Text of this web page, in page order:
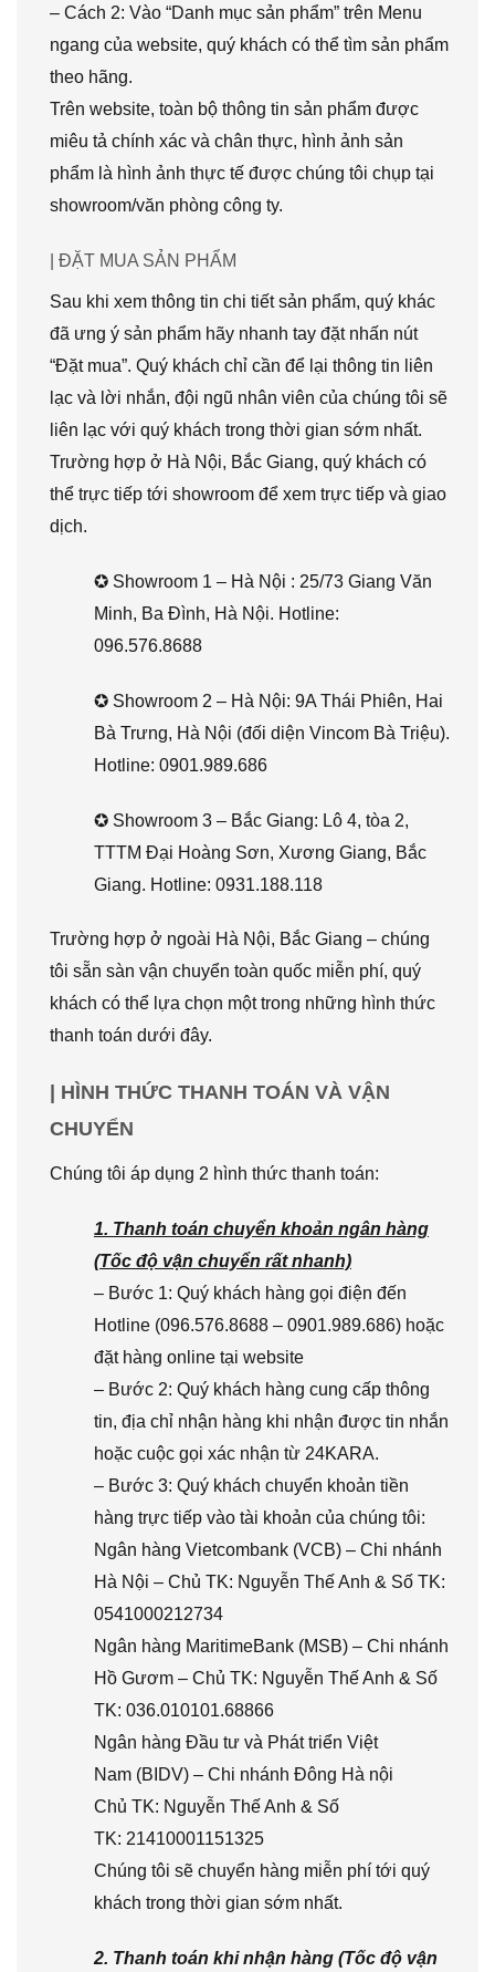
– Cách 2: Vào “Danh mục sản phẩm” trên Menu
ngang của website, quý khách có thể tìm sản phẩm
theo hãng.
Trên website, toàn bộ thông tin sản phẩm được
miêu tả chính xác và chân thực, hình ảnh sản
phẩm là hình ảnh thực tế được chúng tôi chụp tại
showroom/văn phòng công ty.
| ĐẶT MUA SẢN PHẨM
Sau khi xem thông tin chi tiết sản phẩm, quý khác
đã ưng ý sản phẩm hãy nhanh tay đặt nhấn nút
“Đặt mua”. Quý khách chỉ cần để lại thông tin liên
lạc và lời nhắn, đội ngũ nhân viên của chúng tôi sẽ
liên lạc với quý khách trong thời gian sớm nhất.
Trường hợp ở Hà Nội, Bắc Giang, quý khách có
thể trực tiếp tới showroom để xem trực tiếp và giao
dịch.
✪ Showroom 1 – Hà Nội : 25/73 Giang Văn
Minh, Ba Đình, Hà Nội. Hotline:
096.576.8688
✪ Showroom 2 – Hà Nội: 9A Thái Phiên, Hai
Bà Trưng, Hà Nội (đối diện Vincom Bà Triệu).
Hotline: 0901.989.686
✪ Showroom 3 – Bắc Giang: Lô 4, tòa 2,
TTTM Đại Hoàng Sơn, Xương Giang, Bắc
Giang. Hotline: 0931.188.118
Trường hợp ở ngoài Hà Nội, Bắc Giang – chúng
tôi sẵn sàn vận chuyển toàn quốc miễn phí, quý
khách có thể lựa chọn một trong những hình thức
thanh toán dưới đây.
| HÌNH THỨC THANH TOÁN VÀ VẬN
CHUYỂN
Chúng tôi áp dụng 2 hình thức thanh toán:
1. Thanh toán chuyển khoản ngân hàng
(Tốc độ vận chuyển rất nhanh)
– Bước 1: Quý khách hàng gọi điện đến
Hotline (096.576.8688 – 0901.989.686) hoặc
đặt hàng online tại website
– Bước 2: Quý khách hàng cung cấp thông
tin, địa chỉ nhận hàng khi nhận được tin nhắn
hoặc cuộc gọi xác nhận từ 24KARA.
– Bước 3: Quý khách chuyển khoản tiền
hàng trực tiếp vào tài khoản của chúng tôi:
Ngân hàng Vietcombank (VCB) – Chi nhánh
Hà Nội – Chủ TK: Nguyễn Thế Anh & Số TK:
0541000212734
Ngân hàng MaritimeBank (MSB) – Chi nhánh
Hồ Gươm – Chủ TK: Nguyễn Thế Anh & Số
TK: 036.010101.68866
Ngân hàng Đầu tư và Phát triển Việt
Nam (BIDV) – Chi nhánh Đông Hà nội
Chủ TK: Nguyễn Thế Anh & Số
TK: 21410001151325
Chúng tôi sẽ chuyển hàng miễn phí tới quý
khách trong thời gian sớm nhất.
2. Thanh toán khi nhận hàng (Tốc độ vận